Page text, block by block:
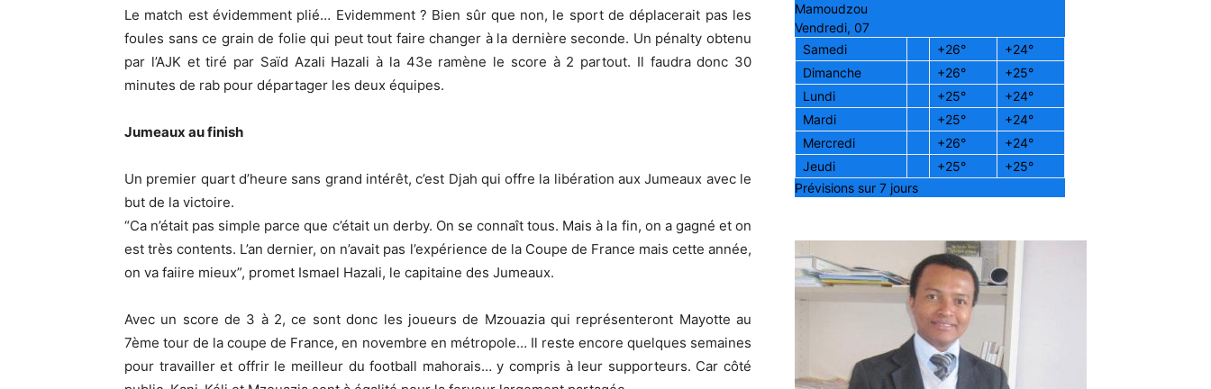
Le match est évidemment plié… Evidemment ? Bien sûr que non, le sport de déplacerait pas les
foules sans ce grain de folie qui peut tout faire changer à la dernière seconde. Un pénalty obtenu
par l’AJK et tiré par Saïd Azali Hazali à la 43e ramène le score à 2 partout. Il faudra donc 30
minutes de rab pour départager les deux équipes.
Jumeaux au finish
Un premier quart d’heure sans grand intérêt, c’est Djah qui offre la libération aux Jumeaux avec le
but de la victoire.
“Ca n’était pas simple parce que c’était un derby. On se connaît tous. Mais à la fin, on a gagné et on
est très contents. L’an dernier, on n’avait pas l’expérience de la Coupe de France mais cette année,
on va faiire mieux”, promet Ismael Hazali, le capitaine des Jumeaux.
Avec un score de 3 à 2, ce sont donc les joueurs de Mzouazia qui représenteront Mayotte au
7ème tour de la coupe de France, en novembre en métropole… Il reste encore quelques semaines
pour travailler et offrir le meilleur du football mahorais… y compris à leur supporteurs. Car côté
Mamoudzou
Vendredi, 07
Samedi
+26° +24°
Dimanche
+26° +25°
Lundi
+25° +24°
Mardi
+25° +24°
Mercredi
+26° +24°
Jeudi
+25° +25°
Prévisions sur 7 jours